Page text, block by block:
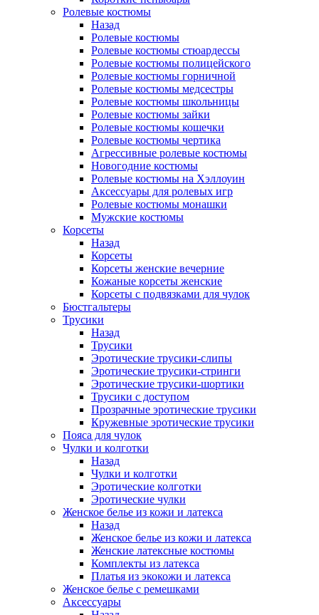
Ролевые костюмы
Назад
Ролевые костюмы
Ролевые костюмы стюардессы
Ролевые костюмы полицейского
Ролевые костюмы горничной
Ролевые костюмы медсестры
Ролевые костюмы школьницы
Ролевые костюмы зайки
Ролевые костюмы кошечки
Ролевые костюмы чертика
Агрессивные ролевые костюмы
Новогодние костюмы
Ролевые костюмы на Хэллоуин
Аксессуары для ролевых игр
Ролевые костюмы монашки
Мужские костюмы
Корсеты
Назад
Корсеты
Корсеты женские вечерние
Кожаные корсеты женские
Корсеты с подвязками для чулок
Бюстгальтеры
Трусики
Назад
Трусики
Эротические трусики-слипы
Эротические трусики-стринги
Эротические трусики-шортики
Трусики с доступом
Прозрачные эротические трусики
Кружевные эротические трусики
Пояса для чулок
Чулки и колготки
Назад
Чулки и колготки
Эротические колготки
Эротические чулки
Женское белье из кожи и латекса
Назад
Женское белье из кожи и латекса
Женские латексные костюмы
Комплекты из латекса
Платья из экокожи и латекса
Женское белье с ремешками
Аксессуары